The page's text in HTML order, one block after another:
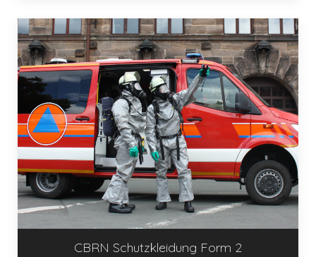
CBRN Schutzkleidung Form 2